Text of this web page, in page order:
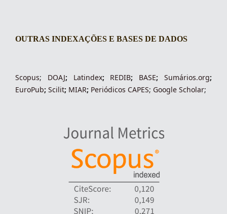
indexacoes-fronteiras
OUTRAS INDEXAÇÕES E BASES DE DADOS
Scopus; DOAJ; Latindex; REDIB; BASE;Sumários.org;
EuroPub; Scilit; MIAR; Periódicos CAPES; Google Scholar;
indexadores-fronteiras